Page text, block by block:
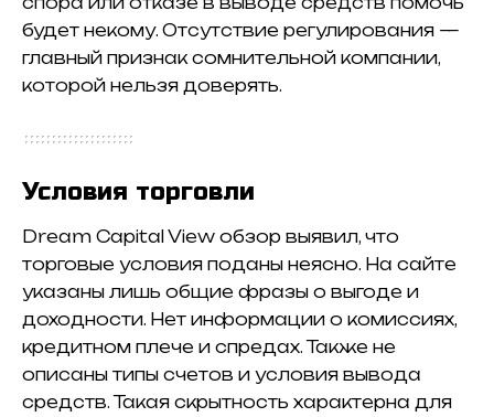
будет некому. Отсутствие регулирования —
главный признак сомнительной компании,
которой нельзя доверять.
Условия торговли
Dream Capital View обзор выявил, что
торговые условия поданы неясно. На сайте
указаны лишь общие фразы о выгоде и
доходности. Нет информации о комиссиях,
кредитном плече и спредах. Также не
описаны типы счетов и условия вывода
средств. Такая скрытность характерна для